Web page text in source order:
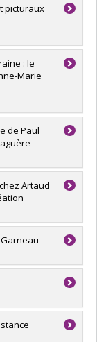
picturaux
: le
Marie
de Paul
Artaud